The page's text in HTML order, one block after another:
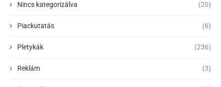
Nincs kategorizálva (20)
Piackutatás (6)
Pletykák (236)
Reklám (3)